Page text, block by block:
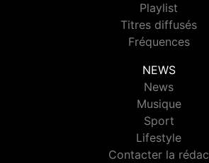
Playlist
Titres diffusés
Fréquences
NEWS
News
Musique
Sport
Lifestyle
Contacter la rédac